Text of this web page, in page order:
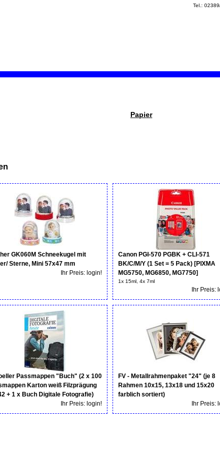
Tel.:
Papier
GK060M Schneekugel mit
Sterne, Mini 57x47 mm
Ihr Preis: login!
Canon PGI-570 PGBK + CLI-571
BK/C/M/Y (1 Set = 5 Pack) [PIXMA
MG5750, MG6850, MG7750]
1x 15ml, 4x 7ml
Ihr Preis:
Passmappen "Buch" (2 x 100
Karton weiß Filzprägung
+ 1 x Buch Digitale Fotografie)
Ihr Preis: login!
FV - Metallrahmenpaket "24" (je 8
Rahmen 10x15, 13x18 und 15x20
farblich sortiert)
Ihr Preis: